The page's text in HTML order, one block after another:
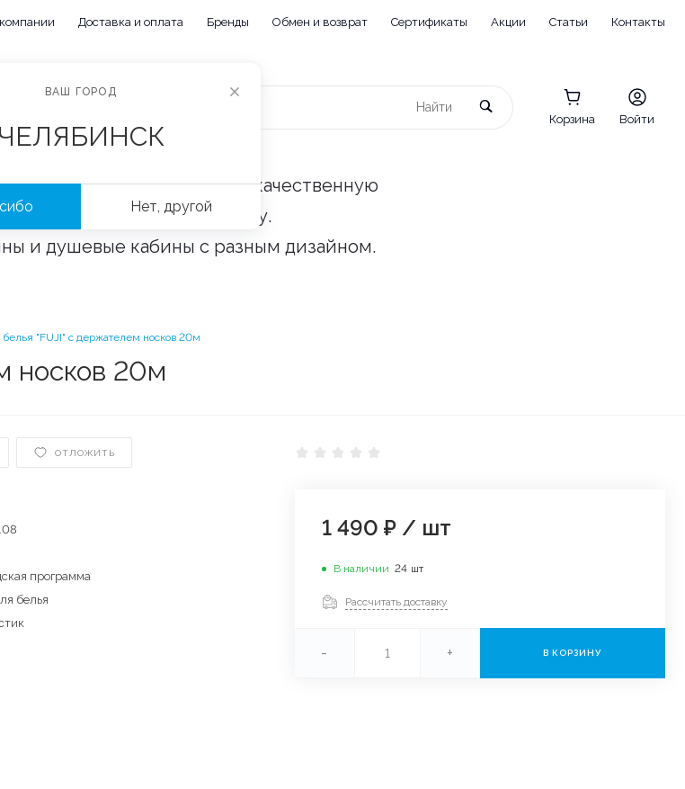
Доставка и оплата Бренды Обмен и возврат Сертификаты Акции Статьи Контакты
Корзина Войти
вы можете купить качественную
оптом и в розницу.
и душевые кабины с разным дизайном.
"FUJI" с держателем носков 20м
носков 20м
ОТЛОЖИТЬ
программа
белья
1 490 ₽ / шт
В наличии 24 шт
Рассчитать доставку
- + В КОРЗИНУ
ВАШ ГОРОД
ЧЕЛЯБИНСК
Нет, другой